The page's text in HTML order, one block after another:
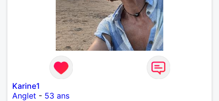
Karine1
Anglet - 53 ans